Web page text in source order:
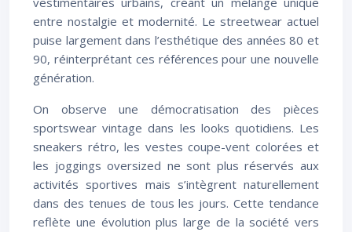
entre nostalgie et modernité. Le streetwear actuel
puise largement dans l’esthétique des années 80 et
90, réinterprétant ces références pour une nouvelle
génération.
On observe une démocratisation des pièces
sportswear vintage dans les looks quotidiens. Les
sneakers rétro, les vestes coupe-vent colorées et
les joggings oversized ne sont plus réservés aux
activités sportives mais s’intègrent naturellement
dans des tenues de tous les jours. Cette tendance
reflète une évolution plus large de la société vers